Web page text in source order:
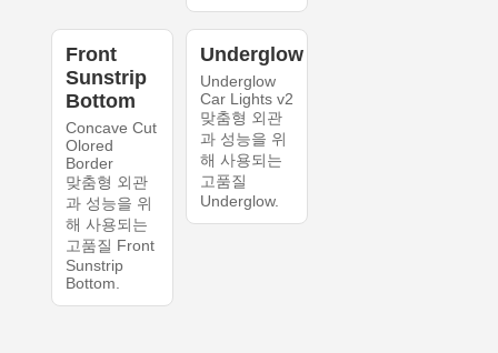
Front
Sunstrip
Bottom
Concave Cut
Olored
Border
맞춤형 외관
과 성능을 위
해 사용되는
고품질 Front
Sunstrip
Bottom.
Underglow
Underglow
Car Lights v2
맞춤형 외관
과 성능을 위
해 사용되는
고품질
Underglow.